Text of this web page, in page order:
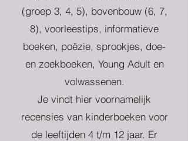
(groep 3, 4, 5), bovenbouw (6, 7,
8), voorleestips, informatieve
boeken, poëzie, sprookjes, doe-
en zoekboeken, Young Adult en
volwassenen.
Je vindt hier voornamelijk
recensies van kinderboeken voor
de leeftijden 4 t/m 12 jaar. Er